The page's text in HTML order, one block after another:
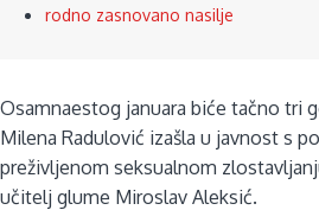
rodno zasnovano nasilje
Osamnaestog januara biće tačno tri
Milena Radulović izašla u javnost s
preživljenom seksualnom
učitelj glume Miroslav Aleksić.